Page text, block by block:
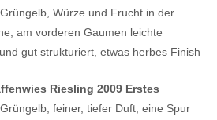
Würze und Frucht in der
am vorderen Gaumen leichte
gut strukturiert, etwas herbes Finish
Riesling 2009 Erstes
feiner, tiefer Duft, eine Spur